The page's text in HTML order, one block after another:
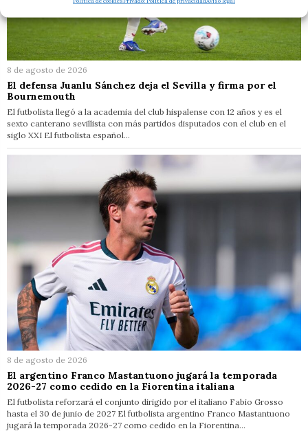
8 de agosto de 2026
El defensa Juanlu Sánchez deja el Sevilla y firma por el
Bournemouth
El futbolista llegó a la academia del club hispalense con 12 años y es el
sexto canterano sevillista con más partidos disputados con el club en el
siglo XXI El futbolista español…
8 de agosto de 2026
El argentino Franco Mastantuono jugará la temporada
2026-27 como cedido en la Fiorentina italiana
El futbolista reforzará el conjunto dirigido por el italiano Fabio Grosso
hasta el 30 de junio de 2027 El futbolista argentino Franco Mastantuono
jugará la temporada 2026-27 como cedido en la Fiorentina…